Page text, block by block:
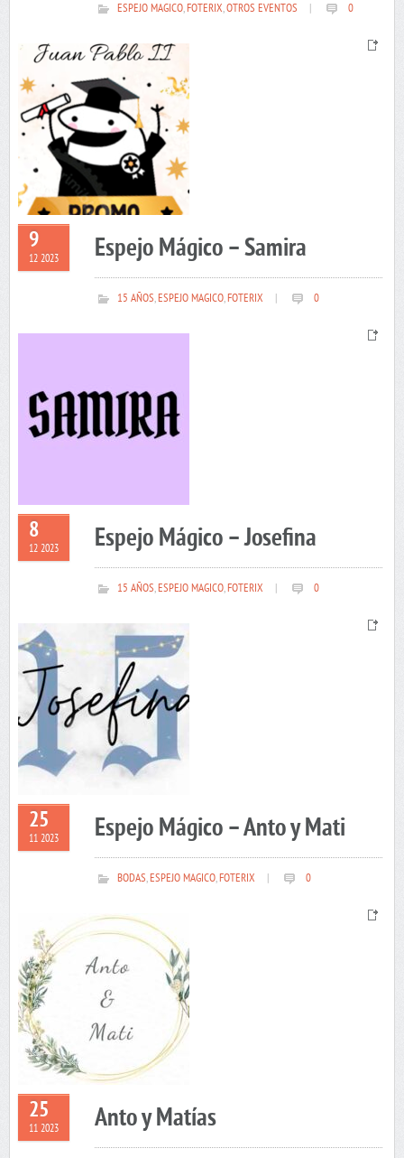
ESPEJO MAGICO,FOTERIX,OTROS EVENTOS 0
9
12 2023 Espejo Mágico – Samira
15 AÑOS,ESPEJO MAGICO,FOTERIX 0
8
12 2023 Espejo Mágico – Josefina
15 AÑOS,ESPEJO MAGICO,FOTERIX 0
25
11 2023 Espejo Mágico – Anto y Mati
BODAS,ESPEJO MAGICO,FOTERIX 0
25
11 2023 Anto y Matías